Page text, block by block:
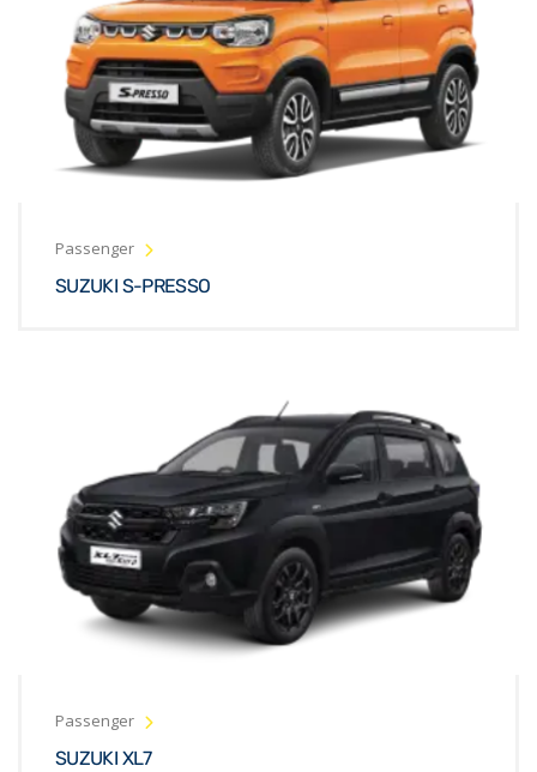
Passenger
SUZUKI S-PRESSO
Passenger
SUZUKI XL7